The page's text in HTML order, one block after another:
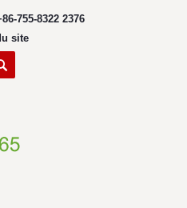
755-8322 2376
site